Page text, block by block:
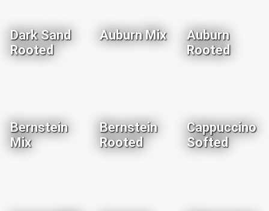
Dark Sand
Rooted
Auburn Mix
Auburn
Rooted
Bernstein
Mix
Bernstein
Rooted
Cappuccino
Softed